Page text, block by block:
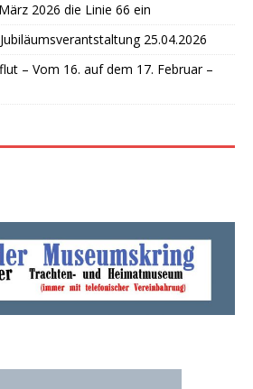
2026 die Linie 66 ein
25.04.2026
– Vom 16. auf dem 17. Februar –